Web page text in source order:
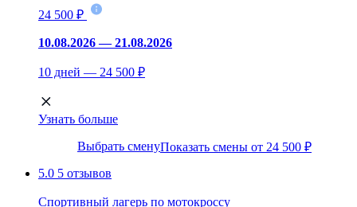
24 500 ₽
10.08.2026 — 21.08.2026
10 дней — 24 500 ₽
Узнать больше
Выбрать сменуПоказать смены от 24 500 ₽
5.0 5 отзывов
Спортивный лагерь по мотокроссу